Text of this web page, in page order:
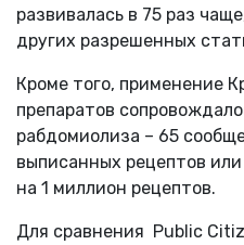
развивалась в 75 раз
других разрешенных
Кроме того, применение
препаратов
рабдомиолиза – 65
выписанных рецептов
на 1 миллион рецептов.
Для сравнения Public